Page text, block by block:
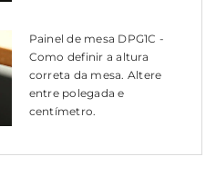
Painel de mesa DPG1C -
Como definir a altura
correta da mesa. Altere
entre polegada e
centímetro.